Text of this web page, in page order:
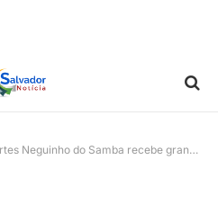
recebe grandes ensaios na última semana antes do início oficial do Carnaval de Salvador